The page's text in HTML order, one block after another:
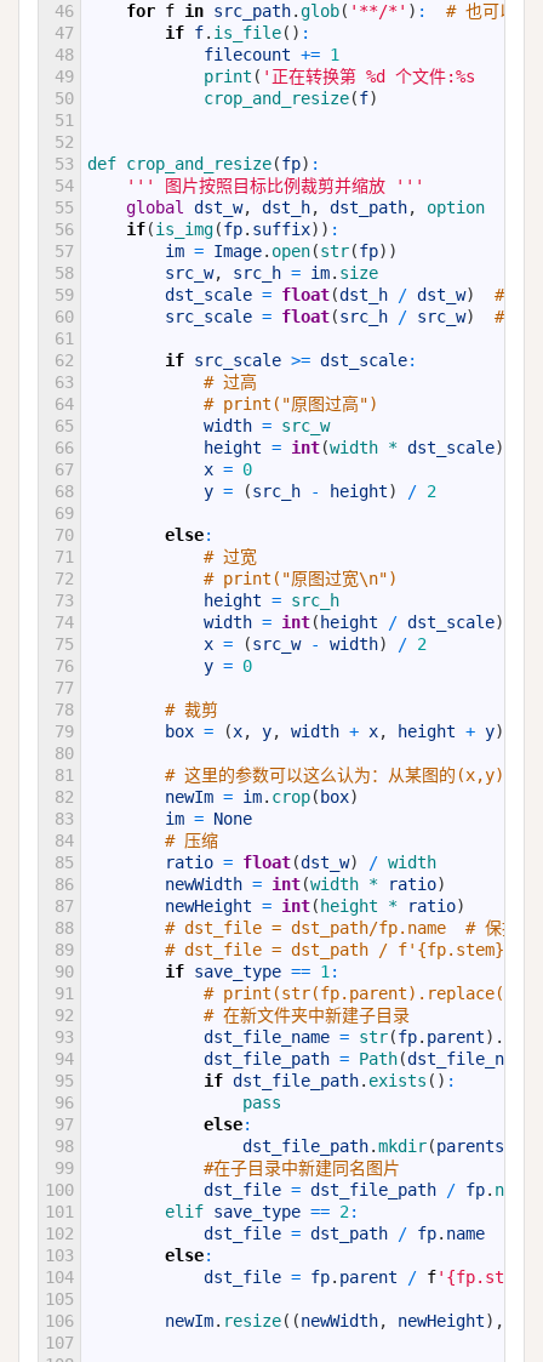
46
47
48
49
50
51
52
53
54
55
56
57
58
59
60
61
62
63
64
65
66
67
68
69
70
71
72
73
74
75
76
77
78
79
80
81
82
83
84
85
86
87
88
89
90
91
92
93
94
95
96
97
98
99
100
101
102
103
104
105
106
107
for f in src_path.glob( '**/*' ) :
# 也可以
if f. is_file( ) :
filecount += 1
print ( '正在转换第 %d 个文件:%s
crop_and_resize(f)
def crop_and_resize(fp) :
'' ' 图片按照目标比例裁剪并缩放 ' ''
global
dst_w, dst_h, dst_path,
option
if(is_img(fp. suffix) ) :
im = Image. open(str(fp) )
src_w, src_h = im. size
dst_scale = float(dst_h / dst_w)
# 目
src_scale = float(src_h / src_w) # 原
if src_scale >= dst_scale:
# 过高
# print("原图过高")
width = src_w
height = int(width * dst_scale)
x = 0
y = (src_h - height) / 2
else:
# 过宽
# print("原图过宽\n")
height = src_h
width = int( height / dst_scale)
x = (src_w - width) / 2
y = 0
# 裁剪
box = (x, y, width + x, height + y)
# 这里的参数可以这么认为：从某图的(x,y)坐
newIm = im. crop( box)
im = None
# 压缩
ratio = float(dst_w) / width
newWidth = int(width * ratio)
newHeight = int( height * ratio)
# dst_file = dst_path/fp.name  # 保持原
# dst_file = dst_path /
if save_type == 1 :
#
# 在新文件夹中新建子目录
dst_file_name = str(fp. parent) .
dst_file_path = Path(dst_file_name
if dst_file_path. exists ( ) :
pass
else:
dst_file_path.mkdir(parents
#在子目录中新建同名图片
dst_file = dst_file_path / fp. name
elif save_type == 2:
dst_file = dst_path / fp. name
else:
dst_file = fp. parent / f
newIm. resize( (newWidth, newHeight) ,